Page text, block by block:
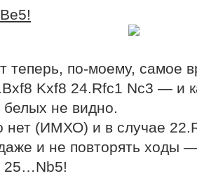
теперь, по-моему, самое
Kxf8 24.Rfc1 Nc3 — и
не видно.
нет (ИМХО) и в случае
и не повторять ходы
25…Nb5!